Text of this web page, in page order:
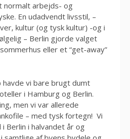
normalt arbejds- og
En udadvendt livsstil, –
kultur (og tysk kultur) -og i
– Berlin gjorde valget
eller et “get-away”
vi bare brugt dumt
i Hamburg og Berlin.
men vi var allerede
– med tysk fortegn! Vi
Berlin i halvandet år og